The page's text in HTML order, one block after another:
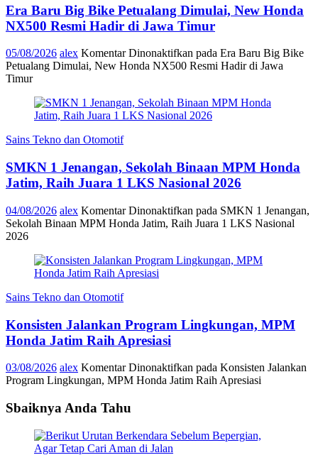
Era Baru Big Bike Petualang Dimulai, New Honda
NX500 Resmi Hadir di Jawa Timur
05/08/2026 alex Komentar Dinonaktifkan pada Era Baru Big Bike
Petualang Dimulai, New Honda NX500 Resmi Hadir di Jawa
Timur
Sains Tekno dan Otomotif
SMKN 1 Jenangan, Sekolah Binaan MPM Honda
Jatim, Raih Juara 1 LKS Nasional 2026
04/08/2026 alex Komentar Dinonaktifkan pada SMKN 1 Jenangan,
Sekolah Binaan MPM Honda Jatim, Raih Juara 1 LKS Nasional
2026
Sains Tekno dan Otomotif
Konsisten Jalankan Program Lingkungan, MPM
Honda Jatim Raih Apresiasi
03/08/2026 alex Komentar Dinonaktifkan pada Konsisten Jalankan
Program Lingkungan, MPM Honda Jatim Raih Apresiasi
Sbaiknya Anda Tahu